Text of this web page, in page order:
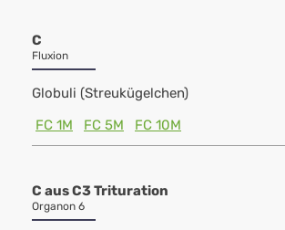
C
Fluxion
Globuli (Streukügelchen)
FC 1M
FC 5M FC 10M
C aus C3 Trituration
Organon 6